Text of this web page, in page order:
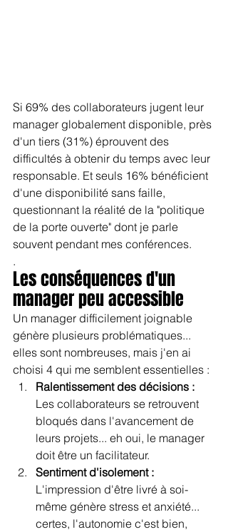
Si 69% des collaborateurs jugent leur
manager globalement disponible, près
d'un tiers (31%) éprouvent des
difficultés à obtenir du temps avec leur
responsable. Et seuls 16% bénéficient
d'une disponibilité sans faille,
questionnant la réalité de la "politique
de la porte ouverte" dont je parle
souvent pendant mes conférences.
.
Les conséquences d'un
manager peu accessible
Un manager difficilement joignable
génère plusieurs problématiques...
elles sont nombreuses, mais j'en ai
choisi 4 qui me semblent essentielles :
Ralentissement des décisions :
Les collaborateurs se retrouvent
bloqués dans l'avancement de
leurs projets... eh oui, le manager
doit être un facilitateur.
Sentiment d'isolement :
L'impression d'être livré à soi-
même génère stress et anxiété...
certes, l'autonomie c'est bien,